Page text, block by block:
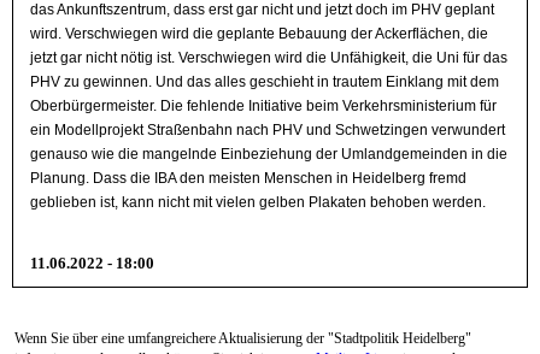
das Ankunftszentrum, dass erst gar nicht und jetzt doch im PHV geplant
wird. Verschwiegen wird die geplante Bebauung der Ackerflächen, die
jetzt gar nicht nötig ist. Verschwiegen wird die Unfähigkeit, die Uni für das
PHV zu gewinnen. Und das alles geschieht in trautem Einklang mit dem
Oberbürgermeister. Die fehlende Initiative beim Verkehrsministerium für
ein Modellprojekt Straßenbahn nach PHV und Schwetzingen verwundert
genauso wie die mangelnde Einbeziehung der Umlandgemeinden in die
Planung. Dass die IBA den meisten Menschen in Heidelberg fremd
geblieben ist, kann nicht mit vielen gelben Plakaten behoben werden.
11.06.2022 - 18:00
Wenn Sie über eine umfangreichere Aktualisierung der "Stadtpolitik Heidelberg"